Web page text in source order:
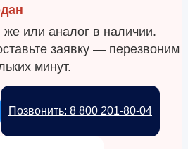
или аналог в наличии.
заявку — перезвоним
минут.
Позвонить: 8 800 201-80-04